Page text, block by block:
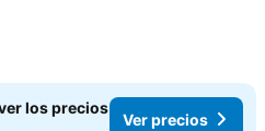
los precios
Ver precios